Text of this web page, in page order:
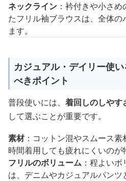
ネックライン ：衿付きや小さ
たフリル袖ブラウスは、全体の
ます。
カジュアル・デイリー使
べきポイント
普段使いには、 着回しのしやす
して選ぶことが重要です。
素材：コットン混やスムース
時間着用しても疲れにくいのが
フリルのボリューム ：程よい
は、デニムやカジュアルパンツ